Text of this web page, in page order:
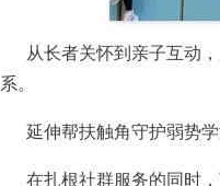
从长者关怀到亲子互动
系。
延伸帮扶触角守护弱势
在扎根社群服务的同时